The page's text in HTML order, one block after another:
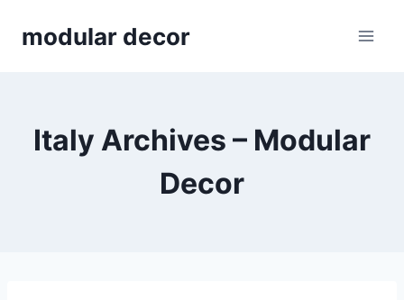
modular decor
Italy Archives – Modular
Decor